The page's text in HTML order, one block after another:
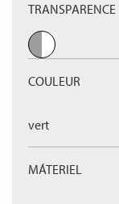
TRANSPARENCE
COULEUR
vert
MÁTERIEL